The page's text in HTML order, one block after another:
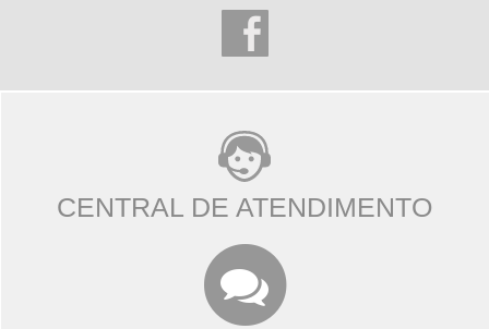
CENTRAL DE ATENDIMENTO